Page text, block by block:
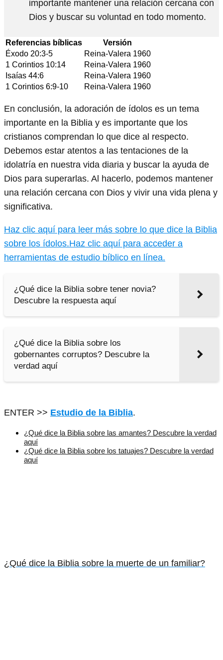
importante mantener una relación cercana con
Dios y buscar su voluntad en todo momento.
Referencias bíblicas
Versión
Éxodo 20:3-5
Reina-Valera 1960
1 Corintios 10:14
Reina-Valera 1960
Isaías 44:6
Reina-Valera 1960
1 Corintios 6:9-10
Reina-Valera 1960
En conclusión, la adoración de ídolos es un tema
importante en la Biblia y es importante que los
cristianos comprendan lo que dice al respecto.
Debemos estar atentos a las tentaciones de la
idolatría en nuestra vida diaria y buscar la ayuda de
Dios para superarlas. Al hacerlo, podemos mantener
una relación cercana con Dios y vivir una vida plena y
significativa.
Haz clic aquí para leer más sobre lo que dice la Biblia
sobre los ídolos.Haz clic aquí para acceder a
herramientas de estudio bíblico en línea.
¿Qué dice la Biblia sobre tener novia?
Descubre la respuesta aquí
¿Qué dice la Biblia sobre los
gobernantes corruptos? Descubre la
verdad aquí
ENTER >> Estudio de la Biblia.
¿Qué dice la Biblia sobre las amantes? Descubre la verdad
aquí
¿Qué dice la Biblia sobre los tatuajes? Descubre la verdad
aquí
¿Qué dice la Biblia sobre la muerte de un familiar?